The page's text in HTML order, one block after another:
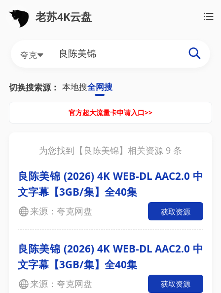
老苏4K云盘
夸克
切换搜索源： 本地搜全网搜
官方超大流量卡申请入口>>
为您找到【 良陈美锦】相关资源 9 条
良陈美锦‎ (2026) 4K WEB-DL AAC2.0 中
文字幕【3GB/集】全40集
来源：夸克网盘 获取资源
良陈美锦‎ (2026) 4K WEB-DL AAC2.0 中
文字幕【3GB/集】全40集
来源：夸克网盘 获取资源